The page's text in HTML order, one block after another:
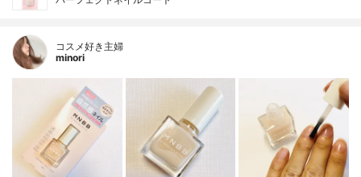
コスメ好き主婦
minori